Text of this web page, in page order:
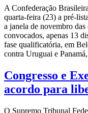
A Confederação
quarta-feira (23) a pré-
a janela de novembro
convocados, apenas 13
fase qualificatória, em
contra Uruguai e
Congresso e
acordo para
O Supremo Tribunal